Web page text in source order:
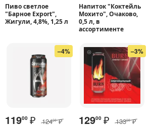
Пиво светлое
"Барное Export",
Жигули, 4,8%, 1,25 л
Напиток "Коктейль
Мохито", Очаково,
0,5 л, в
ассортименте
–4%
11900 ₽ 12400 ₽
–3%
12900 ₽ 13300 ₽